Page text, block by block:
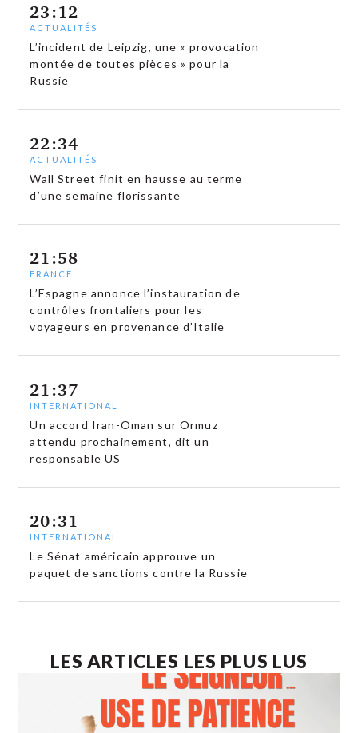
23:12
ACTUALITÉS
L’incident de Leipzig, une « provocation
montée de toutes pièces » pour la
Russie
22:34
ACTUALITÉS
Wall Street finit en hausse au terme
d’une semaine florissante
21:58
FRANCE
L’Espagne annonce l’instauration de
contrôles frontaliers pour les
voyageurs en provenance d’Italie
21:37
INTERNATIONAL
Un accord Iran-Oman sur Ormuz
attendu prochainement, dit un
responsable US
20:31
INTERNATIONAL
Le Sénat américain approuve un
paquet de sanctions contre la Russie
LES ARTICLES LES PLUS LUS